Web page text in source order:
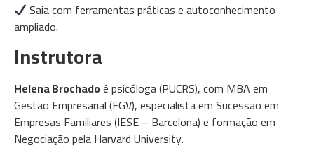
Saia com ferramentas práticas e autoconhecimento
ampliado.
Instrutora
Helena Brochadoé psicóloga (PUCRS), com MBA em
Gestão Empresarial (FGV), especialista em Sucessão em
Empresas Familiares (IESE – Barcelona) e formação em
Negociação pela Harvard University.